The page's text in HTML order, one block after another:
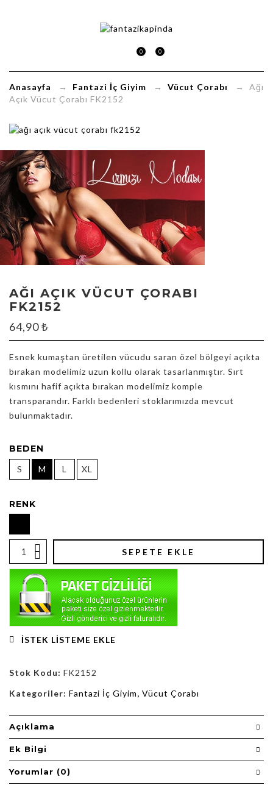
0 0
Anasayfa → Fantazi İç Giyim → Vücut Çorabı
→ Ağı
Açık Vücut Çorabı FK2152
AĞI AÇIK VÜCUT ÇORABI
FK2152
64,90₺
Esnek kumaştan üretilen vücudu saran özel bölgeyi açıkta
bırakan modelimiz uzun kollu olarak tasarlanmıştır. Sırt
kısmını hafif açıkta bırakan modelimiz komple
transparandır. Farklı bedenleri stoklarımızda mevcut
bulunmaktadır.
BEDEN
S M L XL
RENK
SEPETE EKLE
İSTEK LISTEME EKLE
Stok Kodu: FK2152
Kategoriler: Fantazi İç Giyim, Vücut Çorabı
Açıklama
Ek Bilgi
Yorumlar (0)